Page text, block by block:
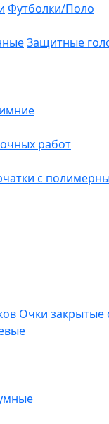
Футболки/Поло
Защитные
работ
с
Очки закрытые